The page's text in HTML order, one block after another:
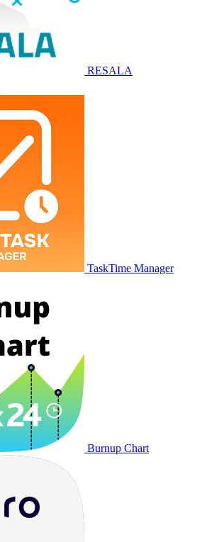
RESALA
TaskTime Manager
Burnup Chart